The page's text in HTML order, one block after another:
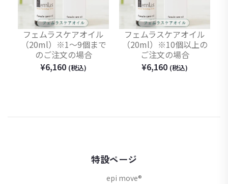
フェムラスケアオイル
（20ml）※1〜9個まで
のご注文の場合
¥6,160 (税込)
フェムラスケアオイル
（20ml）※10個以上の
ご注文の場合
¥6,160 (税込)
特設ページ
epi move®